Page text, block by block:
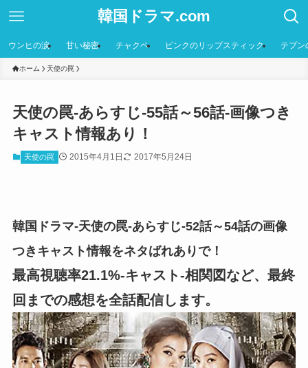
韓国ドラマ.com
ウンヒの涙 甘い秘密 チャクペ ピンクのリップスティック テプン
ホーム 天使の罠
天使の罠-あらすじ-55話～56話-画像つき
キャスト情報あり！
天使の罠 2015年4月1日 2017年5月24日
韓国ドラマ-天使の罠-あらすじ-52話～54話の画像
つきキャスト情報をネタばれありで！
最高視聴率21.1%-キャスト-相関図など、最終
回までの感想を全話配信します。